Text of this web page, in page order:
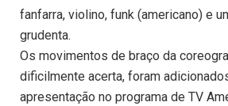
fanfarra, violino, funk (americano) e
grudenta.
Os movimentos de braço da
dificilmente acerta, foram
apresentação no programa de TV